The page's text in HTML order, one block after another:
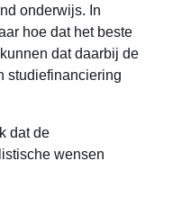
onderwijs. In
hoe dat het beste
dat daarbij de
studiefinanciering
dat de
wensen